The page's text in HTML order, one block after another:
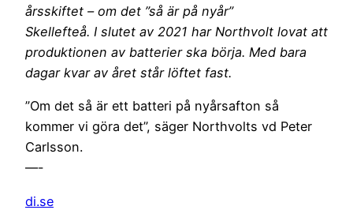
årsskiftet – om det ”så är på nyår”
Skellefteå. I slutet av 2021 har Northvolt lovat att
produktionen av batterier ska börja. Med bara
dagar kvar av året står löftet fast.
”Om det så är ett batteri på nyårsafton så
kommer vi göra det”, säger Northvolts vd Peter
Carlsson.
—-
di.se